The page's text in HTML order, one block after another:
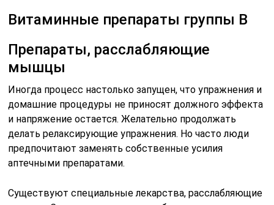
Витаминные препараты группы B
Препараты, расслабляющие
мышцы
Иногда процесс настолько запущен, что упражнения и
домашние процедуры не приносят должного эффекта
и напряжение остается. Желательно продолжать
делать релаксирующие упражнения. Но часто люди
предпочитают заменять собственные усилия
аптечными препаратами.
Существуют специальные лекарства, расслабляющие